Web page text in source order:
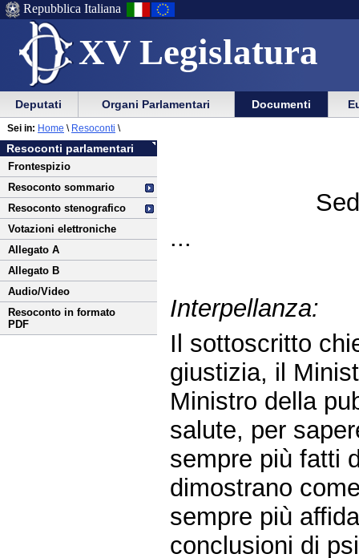
XV Legislatura
Menu
di
ausilio
alla
navigazione
Vai
Menu
di
navigazione
principale
Repubblica Italiana
Menu
di
navigazione
principale
Vai
menu
di
sezione
Deputati Organi Parlamentari Documenti
Vai
al
contenuto
Resoconti parlamentari
Frontespizio
Resoconto sommario
Resoconto stenografico
Votazioni elettroniche
Allegato A
Allegato B
Audio/Video
Resoconto in formato
PDF
Sei in: Home \ Resoconti \
...
Interpellanza:
Il sottoscritto
giustizia, il
Ministro della
salute, per
sempre più fatti
dimostrano
sempre più
conclusioni di